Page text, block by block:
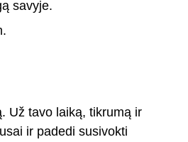
savyje.
Už tavo laiką, tikrumą ir
ir padedi susivokti